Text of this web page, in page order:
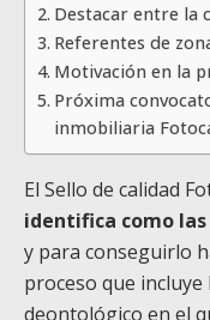
Destacar entre la
Referentes de
Motivación en la
Próxima
inmobiliaria
El Sello de calidad
identifica como
y para conseguirlo
proceso que
deontológico en el